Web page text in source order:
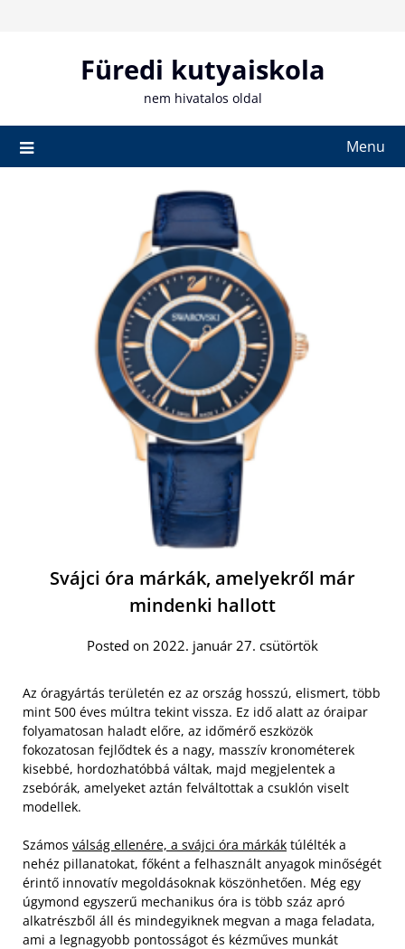
Füredi kutyaiskola
nem hivatalos oldal
Menu
Svájci óra márkák, amelyekről már
mindenki hallott
Posted on 2022. január 27. csütörtök
Az óragyártás területén ez az ország hosszú, elismert, több
mint 500 éves múltra tekint vissza. Ez idő alatt az óraipar
folyamatosan haladt előre, az időmérő eszközök
fokozatosan fejlődtek és a nagy, masszív kronométerek
kisebbé, hordozhatóbbá váltak, majd megjelentek a
zsebórák, amelyeket aztán felváltottak a csuklón viselt
modellek.
Számos válság ellenére, a svájci óra márkák túlélték a
nehéz pillanatokat, főként a felhasznált anyagok minőségét
érintő innovatív megoldásoknak köszönhetően. Még egy
úgymond egyszerű mechanikus óra is több száz apró
alkatrészből áll és mindegyiknek megvan a maga feladata,
ami a legnagyobb pontosságot és kézműves munkát